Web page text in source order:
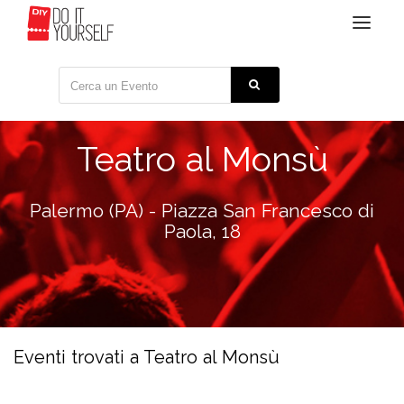
Toggle
Teatro al Monsù
Palermo (PA) - Piazza San Francesco di
Paola, 18
Eventi trovati a Teatro al Monsù